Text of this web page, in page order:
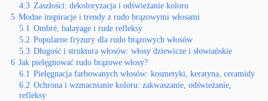
4.3 Zaszłości: dekoloryzacja i odświeżanie koloru
5 Modne inspiracje i trendy z rudo brązowymi włosami
5.1 Ombré, balayage i rude refleksy
5.2 Popularne fryzury dla rudo brązowych włosów
5.3 Długość i struktura włosów: włosy dziewicze i słowiańskie
6 Jak pielęgnować rudo brązowe włosy?
6.1 Pielęgnacja farbowanych włosów: kosmetyki, keratyna, ceramidy
6.2 Ochrona i wzmacnianie koloru: zakwaszanie, odświeżanie,
refleksy